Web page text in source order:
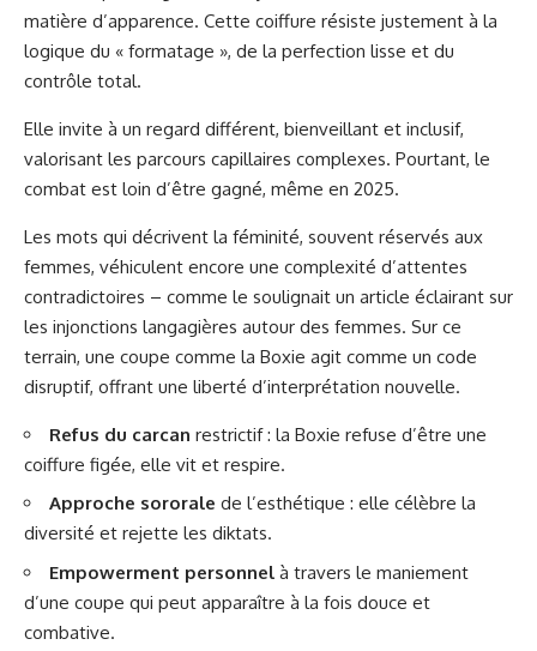
matière d’apparence. Cette coiffure résiste justement à la
logique du « formatage », de la perfection lisse et du
contrôle total.
Elle invite à un regard différent, bienveillant et inclusif,
valorisant les parcours capillaires complexes. Pourtant, le
combat est loin d’être gagné, même en 2025.
Les mots qui décrivent la féminité, souvent réservés aux
femmes, véhiculent encore une complexité d’attentes
contradictoires – comme le soulignait un article éclairant sur
les injonctions langagières autour des femmes. Sur ce
terrain, une coupe comme la Boxie agit comme un code
disruptif, offrant une liberté d’interprétation nouvelle.
Refus du carcan restrictif : la Boxie refuse d’être une
coiffure figée, elle vit et respire.
Approche sororale de l’esthétique : elle célèbre la
diversité et rejette les diktats.
Empowerment personnel à travers le maniement
d’une coupe qui peut apparaître à la fois douce et
combative.